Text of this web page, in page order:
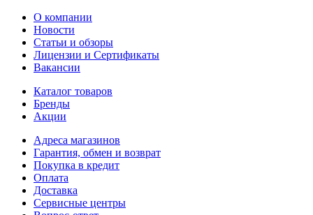
О компании
Новости
Статьи и обзоры
Лицензии и Сертификаты
Вакансии
Каталог товаров
Бренды
Акции
Адреса магазинов
Гарантия, обмен и возврат
Покупка в кредит
Оплата
Доставка
Сервисные центры